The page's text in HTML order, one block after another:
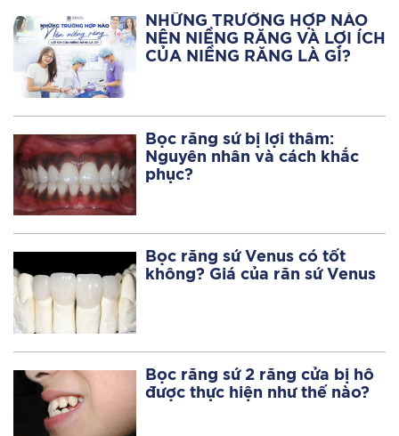
NHỮNG TRƯỜNG HỢP NÀO
NÊN NIỀNG RĂNG VÀ LỢI ÍCH
CỦA NIỀNG RĂNG LÀ GÌ?
Bọc răng sứ bị lợi thâm:
Nguyên nhân và cách khắc
phục?
Bọc răng sứ Venus có tốt
không? Giá của răn sứ Venus
Bọc răng sứ 2 răng cửa bị hô
được thực hiện như thế nào?